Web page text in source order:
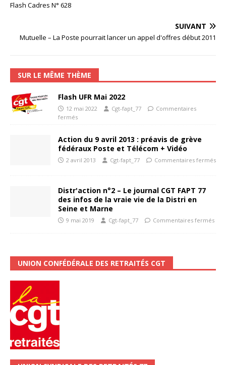
Flash Cadres N° 628
SUIVANT
Mutuelle – La Poste pourrait lancer un appel d'offres début 2011
SUR LE MÊME THÈME
Flash UFR Mai 2022
12 mai 2022 Cgt-fapt_77
Commentaires
fermés
Action du 9 avril 2013 : préavis de grève
fédéraux Poste et Télécom + Vidéo
2 avril 2013 Cgt-fapt_77 Commentaires fermés
Distr'action n°2 – Le journal CGT FAPT 77
des infos de la vraie vie de la Distri en
Seine et Marne
9 mai 2019 Cgt-fapt_77 Commentaires fermés
UNION CONFÉDÉRALE DES RETRAITÉS CGT